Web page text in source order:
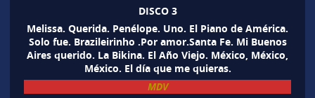
DISCO 3
Melissa. Querida. Penélope. Uno. El Piano de América.
Solo fue. Brazileirinho .Por amor.Santa Fe. Mi Buenos
Aires querido. La Bikina. El Año Viejo. México, México,
México. El día que me quieras.
MDV